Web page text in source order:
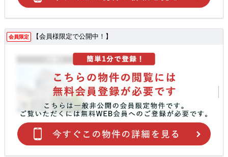
会員限定 【会員様限定で公開中！】